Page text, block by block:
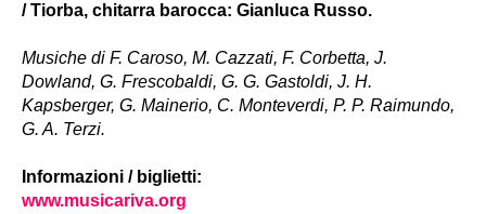
/ Tiorba, chitarra barocca: Gianluca Russo.
Musiche di F. Caroso, M. Cazzati, F. Corbetta, J.
Dowland, G. Frescobaldi, G. G. Gastoldi, J. H.
Kapsberger, G. Mainerio, C. Monteverdi, P. P. Raimundo,
G. A. Terzi.
Informazioni / biglietti:
www.musicariva.org